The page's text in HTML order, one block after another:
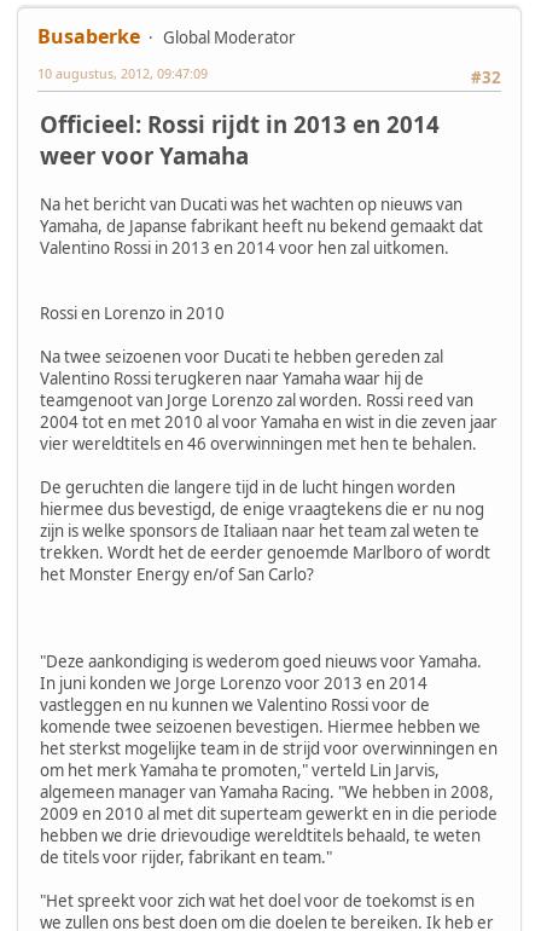
Busaberke
Global Moderator
#32
10 augustus, 2012, 09:47:09
Officieel: Rossi rijdt in 2013 en 2014
weer voor Yamaha
Na het bericht van Ducati was het wachten op nieuws van
Yamaha, de Japanse fabrikant heeft nu bekend gemaakt dat
Valentino Rossi in 2013 en 2014 voor hen zal uitkomen.
Rossi en Lorenzo in 2010
Na twee seizoenen voor Ducati te hebben gereden zal
Valentino Rossi terugkeren naar Yamaha waar hij de
teamgenoot van Jorge Lorenzo zal worden. Rossi reed van
2004 tot en met 2010 al voor Yamaha en wist in die zeven jaar
vier wereldtitels en 46 overwinningen met hen te behalen.
De geruchten die langere tijd in de lucht hingen worden
hiermee dus bevestigd, de enige vraagtekens die er nu nog
zijn is welke sponsors de Italiaan naar het team zal weten te
trekken. Wordt het de eerder genoemde Marlboro of wordt
het Monster Energy en/of San Carlo?
"Deze aankondiging is wederom goed nieuws voor Yamaha.
In juni konden we Jorge Lorenzo voor 2013 en 2014
vastleggen en nu kunnen we Valentino Rossi voor de
komende twee seizoenen bevestigen. Hiermee hebben we
het sterkst mogelijke team in de strijd voor overwinningen en
om het merk Yamaha te promoten," verteld Lin Jarvis,
algemeen manager van Yamaha Racing. "We hebben in 2008,
2009 en 2010 al met dit superteam gewerkt en in die periode
hebben we drie drievoudige wereldtitels behaald, te weten
de titels voor rijder, fabrikant en team."
"Het spreekt voor zich wat het doel voor de toekomst is en
we zullen ons best doen om die doelen te bereiken. Ik heb er